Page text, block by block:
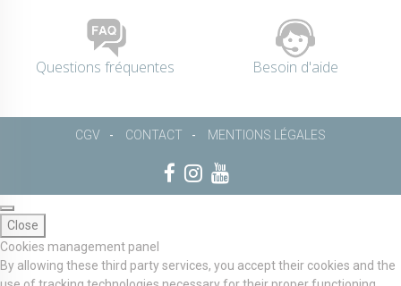
Questions fréquentes Besoin d'aide
CGV CONTACT MENTIONS LÉGALES
Close
Cookies management panel
By allowing these third party services, you accept their cookies and the